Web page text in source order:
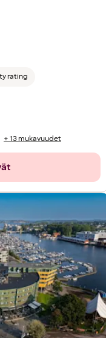
rating
+ 13 mukavuudet